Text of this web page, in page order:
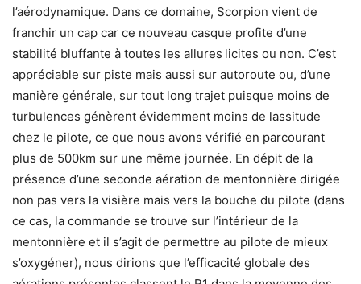
l’aérodynamique. Dans ce domaine, Scorpion vient de
franchir un cap car ce nouveau casque profite d’une
stabilité bluffante à toutes les allures licites ou non. C’est
appréciable sur piste mais aussi sur autoroute ou, d’une
manière générale, sur tout long trajet puisque moins de
turbulences génèrent évidemment moins de lassitude
chez le pilote, ce que nous avons vérifié en parcourant
plus de 500km sur une même journée. En dépit de la
présence d’une seconde aération de mentonnière dirigée
non pas vers la visière mais vers la bouche du pilote (dans
ce cas, la commande se trouve sur l’intérieur de la
mentonnière et il s’agit de permettre au pilote de mieux
s’oxygéner), nous dirions que l’efficacité globale des